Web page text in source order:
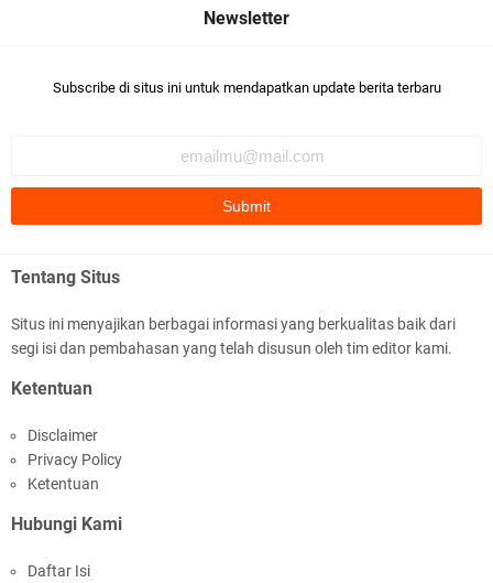
5 Cara Mendidik Anak Supaya Cerdas dan
Sukses
Payung Hukum Terbaru: Jaminan Hari Tua bagi
yang Terbit
Subscribe di situs ini untuk mendapatkan update berita terbaru
Tentang Situs
Situs ini menyajikan berbagai informasi yang berkualitas baik dari
segi isi dan pembahasan yang telah disusun oleh tim editor kami.
Ketentuan
Disclaimer
Privacy Policy
Ketentuan
Hubungi Kami
Daftar Isi